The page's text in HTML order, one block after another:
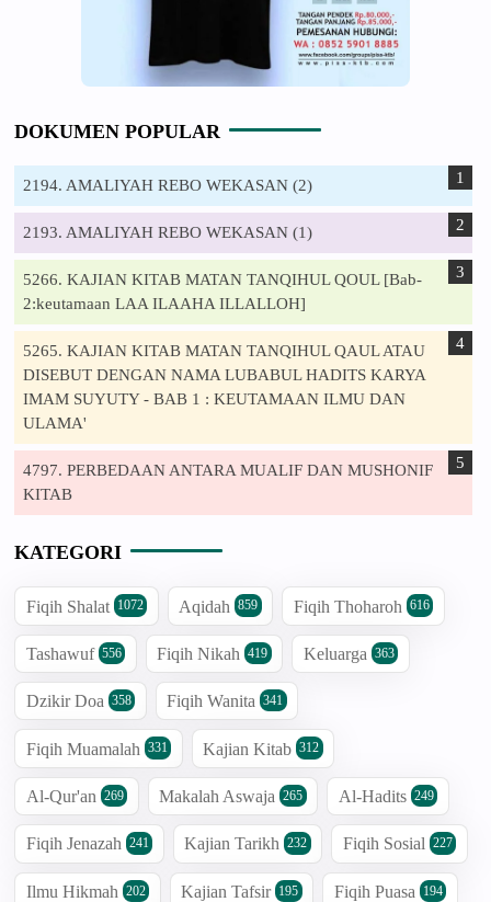
DOKUMEN POPULAR
2194. AMALIYAH REBO WEKASAN (2)
2193. AMALIYAH REBO WEKASAN (1)
5266. KAJIAN KITAB MATAN TANQIHUL QOUL [Bab-
2:keutamaan LAA ILAAHA ILLALLOH]
5265. KAJIAN KITAB MATAN TANQIHUL QAUL ATAU
DISEBUT DENGAN NAMA LUBABUL HADITS KARYA
IMAM SUYUTY - BAB 1 : KEUTAMAAN ILMU DAN
ULAMA'
4797. PERBEDAAN ANTARA MUALIF DAN MUSHONIF
KITAB
KATEGORI
Fiqih Shalat 1072 Aqidah 859 Fiqih Thoharoh 616
Tashawuf 556 Fiqih Nikah 419 Keluarga 363
Dzikir Doa 358 Fiqih Wanita 341
Fiqih Muamalah 331 Kajian Kitab 312
Al-Qur'an 269 Makalah Aswaja 265 Al-Hadits 249
Fiqih Jenazah 241 Kajian Tarikh 232 Fiqih Sosial 227
Ilmu Hikmah 202 Kajian Tafsir 195 Fiqih Puasa 194